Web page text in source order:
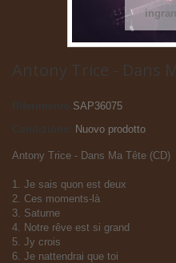
Antony Trice - Dans
Riferimento
SAP36075
Nuovo prodotto
Antony Trice - Dans Ma Tête (CD)
1. Je sais quon est deux
2. Ces moments-là
3. Saturne
4. Notre rêve est si grand
5. Jy crois
6. Je nattendrai que toi